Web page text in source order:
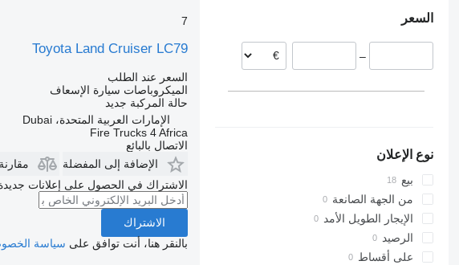
السعر
–
نوع الإعلان
بيع
من الجهة الصانعة
الإيجار الطويل الأمد
الرصيد
على أقساط
7
Toyota Land Cruiser LC79
السعر عند الطلب
الميكروباصات سيارة الإسعاف
حالة المركبة جديد
الإمارات العربية المتحدة، Dubai
Fire Trucks 4 Africa
الاتصال بالبائع
الإضافة إلى المفضلة
مقارنة
الاشتراك في الحصول على إعلانات
الاشتراك
بالنقر هنا، أنت توافق على سياسة